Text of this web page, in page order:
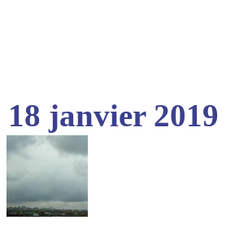
18 janvier 2019